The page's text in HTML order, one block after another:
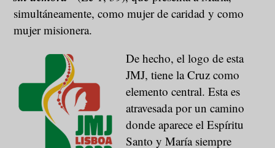
simultáneamente, como mujer de caridad y como
mujer misionera.
De hecho, el logo de esta
JMJ, tiene la Cruz como
elemento central. Esta es
atravesada por un camino
donde aparece el Espíritu
Santo y María siempre